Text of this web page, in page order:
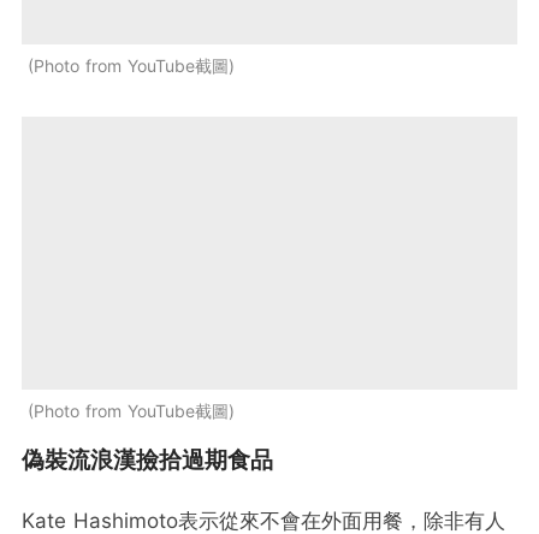
Photo from YouTube截圖
Photo from YouTube截圖
偽裝流浪漢撿拾過期食品
Kate Hashimoto表示從來不會在外面用餐，除非有人